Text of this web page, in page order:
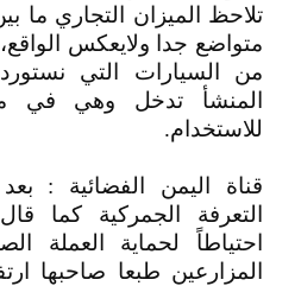
تلاحظ الميزان التجاري ما
من السيارات التي
المنشأ تدخل وهي في
للاستخدام.
قناة اليمن الفضائية :
احتياطاً لحماية العملة
المزارعين طبعا صاحبها